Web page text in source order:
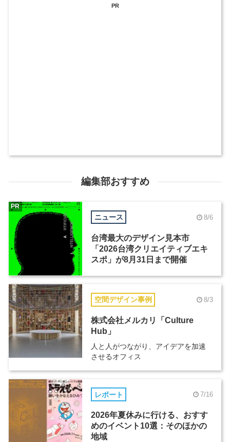
PR
編集部おすすめ
ニュース 8/6
台湾最大のデザイン見本市
「2026台湾クリエイティブエキ
スポ」が8月31日まで開催
PR
空間デザイン事例 8/3
株式会社メルカリ「Culture
Hub」
人と人がつながり、アイデアを加速
させるオフィス
レポート 7/16
2026年夏休みに行ける、おすす
めのイベント10選：そのほかの
地域